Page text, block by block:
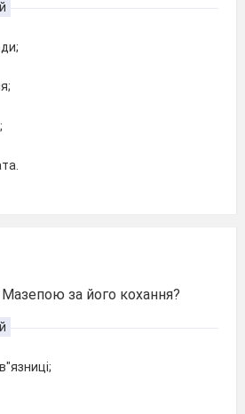
за його кохання?